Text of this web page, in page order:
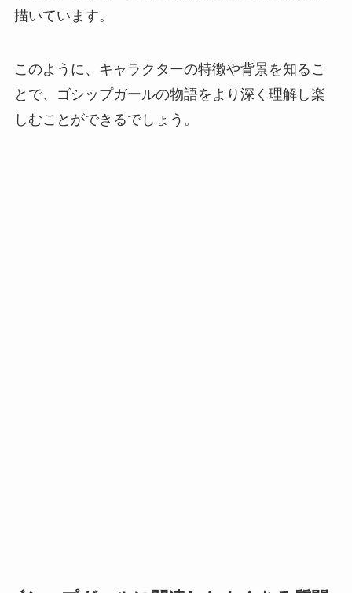
描いています。
このように、キャラクターの特徴や背景を知るこ
とで、ゴシップガールの物語をより深く理解し楽
しむことができるでしょう。